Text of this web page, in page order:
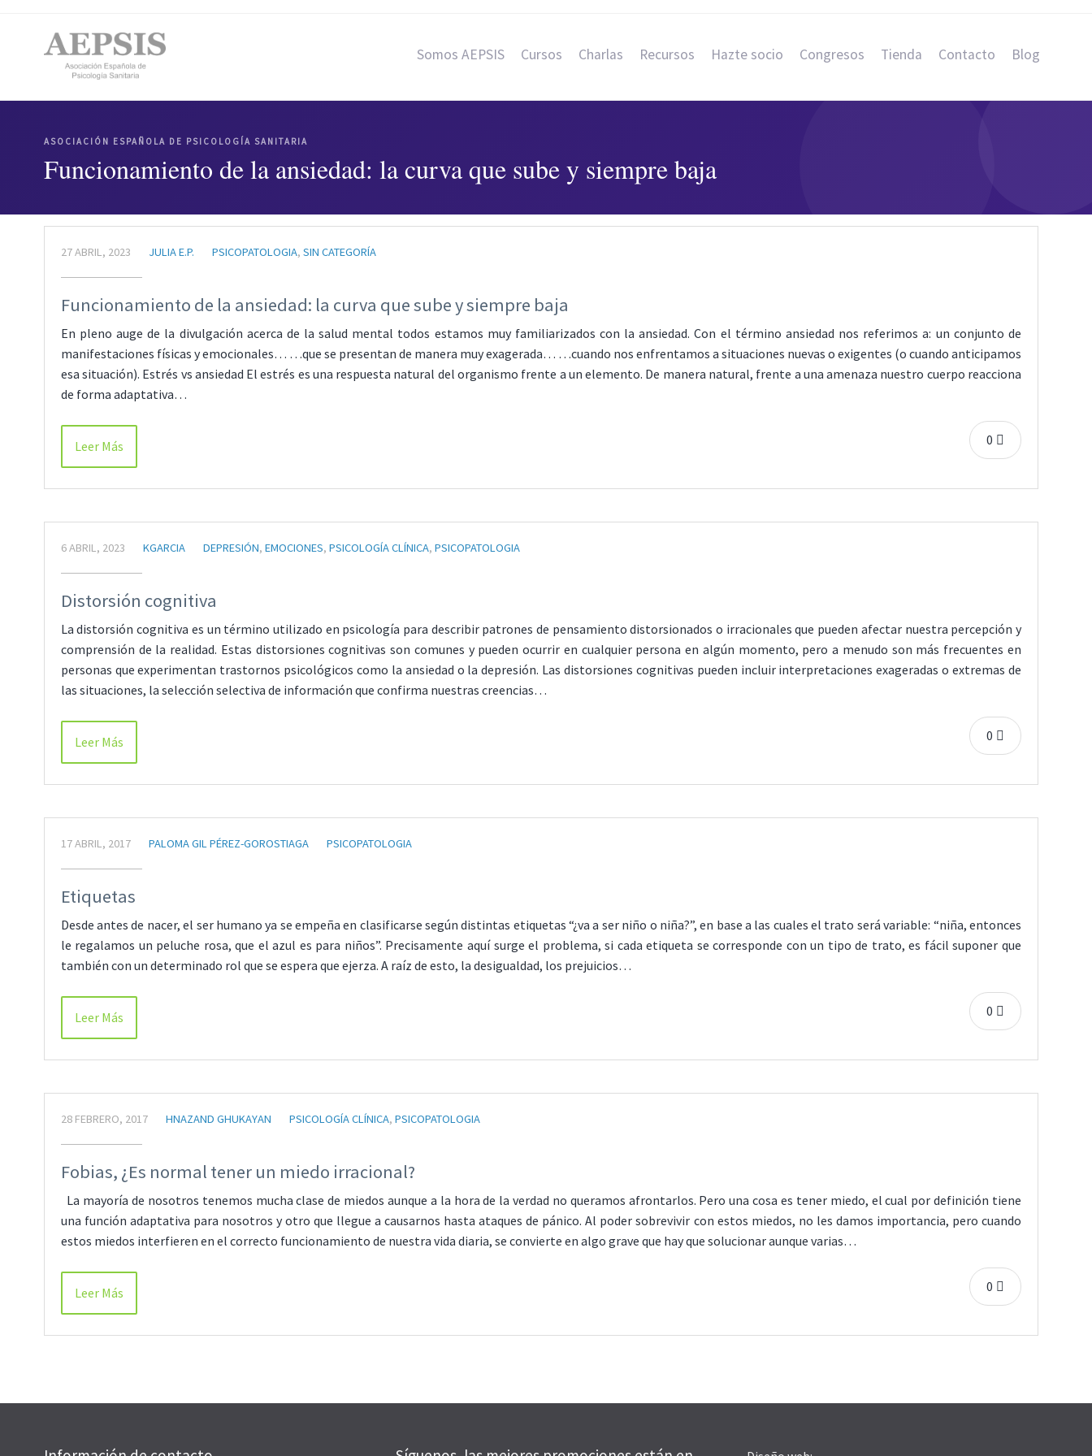
Somos AEPSIS Cursos Charlas Recursos Hazte socio Congresos Tienda Contacto Blog
ASOCIACIÓN ESPAÑOLA DE PSICOLOGÍA SANITARIA
Funcionamiento de la ansiedad: la curva que sube y siempre baja
27 ABRIL, 2023 JULIA E.P. PSICOPATOLOGIA, SIN CATEGORÍA
Funcionamiento de la ansiedad: la curva que sube y siempre baja
En pleno auge de la divulgación acerca de la salud mental todos estamos muy familiarizados con la ansiedad. Con el término ansiedad nos referimos a: un conjunto de
manifestaciones físicas y emocionales… …que se presentan de manera muy exagerada… …cuando nos enfrentamos a situaciones nuevas o exigentes (o cuando anticipamos
esa situación). Estrés vs ansiedad El estrés es una respuesta natural del organismo frente a un elemento. De manera natural, frente a una amenaza nuestro cuerpo reacciona
de forma adaptativa…
0
Leer Más
6 ABRIL, 2023 KGARCIA DEPRESIÓN, EMOCIONES, PSICOLOGÍA CLÍNICA, PSICOPATOLOGIA
Distorsión cognitiva
La distorsión cognitiva es un término utilizado en psicología para describir patrones de pensamiento distorsionados o irracionales que pueden afectar nuestra percepción y
comprensión de la realidad. Estas distorsiones cognitivas son comunes y pueden ocurrir en cualquier persona en algún momento, pero a menudo son más frecuentes en
personas que experimentan trastornos psicológicos como la ansiedad o la depresión. Las distorsiones cognitivas pueden incluir interpretaciones exageradas o extremas de
las situaciones, la selección selectiva de información que confirma nuestras creencias…
0
Leer Más
17 ABRIL, 2017 PALOMA GIL PÉREZ-GOROSTIAGA PSICOPATOLOGIA
Etiquetas
Desde antes de nacer, el ser humano ya se empeña en clasificarse según distintas etiquetas “¿va a ser niño o niña?”, en base a las cuales el trato será variable: “niña, entonces
le regalamos un peluche rosa, que el azul es para niños”. Precisamente aquí surge el problema, si cada etiqueta se corresponde con un tipo de trato, es fácil suponer que
también con un determinado rol que se espera que ejerza. A raíz de esto, la desigualdad, los prejuicios…
0
Leer Más
28 FEBRERO, 2017 HNAZAND GHUKAYAN PSICOLOGÍA CLÍNICA, PSICOPATOLOGIA
Fobias, ¿Es normal tener un miedo irracional?
La mayoría de nosotros tenemos mucha clase de miedos aunque a la hora de la verdad no queramos afrontarlos. Pero una cosa es tener miedo, el cual por definición tiene
una función adaptativa para nosotros y otro que llegue a causarnos hasta ataques de pánico. Al poder sobrevivir con estos miedos, no les damos importancia, pero cuando
estos miedos interfieren en el correcto funcionamiento de nuestra vida diaria, se convierte en algo grave que hay que solucionar aunque varias…
0
Leer Más